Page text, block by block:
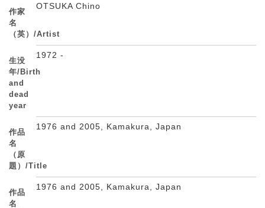
作家
名
（英）/Artist
OTSUKA Chino
生没
年/Birth
and
dead
year
1972 -
作品
名
（原
題）/Title
1976 and 2005, Kamakura, Japan
作品
名
1976 and 2005, Kamakura, Japan